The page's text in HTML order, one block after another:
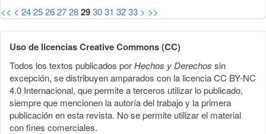
<< < 2425262728293031 3233 > >>
Uso de licencias Creative Commons (CC)
Todos los textos publicados porHechos y Derechos sin
excepción, se distribuyen amparados con la licencia CC BY-NC
4.0 Internacional, que permite a terceros utilizar lo publicado,
siempre que mencionen la autoría del trabajo y la primera
publicación en esta revista. No se permite utilizar el material
con fines comerciales.